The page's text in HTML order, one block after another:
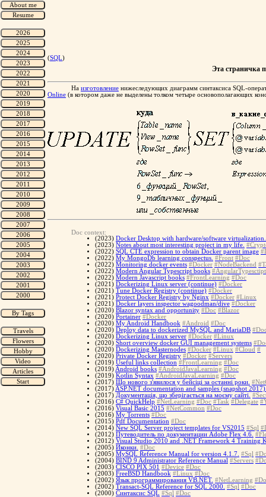
(SQL)
Эта страничка
На изготовление нижеследующих диаграмм синтаксиса SQL-
Online (в котором даже не выделены толком четыре основополагающих
Doc context:
(2023) Docker Desktop with hardware/software virtualization.
(2023) Notes about most interesting project in my life.
(2022) SQL CTE expression to obtain Docker parent image
(2022) My MongoDb learning conspectus. #Front #Doc
(2022) Monitoring docker events #Docker #NodeBackend
(2022) Modern Angular Typescript books
(2022) Modern Javascript books #FrontLearning #Doc
(2021) Dockerizing Linux server (continue) #Docker
(2021) Tune Docker Registry (continue) #Docker
(2021) Protect Docker Registry by Nginx #Docker #Linux
(2021) Docker layers inspector wagoodman/dive #Docker
(2020) Blazor syntax and opportunity #Doc #Blazor
(2020) Portainer #Docker
(2020) My Android Handbook #Android #Doc
(2020) Deploy data to dockerized MySQL and MariaDB
(2020) Dockerizing Linux server #Docker #Linux
(2020) Short overview docker GUI management systems
(2020) Dockerizing Masternodes #Docker #Linux #Cloud #
(2020) Private Docker Registry #Docker #Servers
(2019) Useful links collection #FrontLearning #Doc
(2019) Android books #AndroidJavaLearning #Doc
(2019) Kotlin Syntax #AndroidJavaLearning #Doc
(2017) Що нового з'явилося у бейсіці за останні роки.
(2017) ASP.NET documentation and samples (snapshot
(2017) Документація, що зберігається на моєму сайті.
(2016) C# QuickHelp #NetLearning #Doc #Task #Delegate
(2016) Visual Basic 2015 #NetCommon #Doc
(2016) My Torrents #Doc
(2015) Pdf Documentation #Doc
(2014) New SQL Server project templates for VS2015 #Sql
(2012) Путеводитель по документации Adobe Flex 4.6.
(2012) Visual Studio 2010 and .NET Framework 4 Training
(2005) Иконки. #Doc
(2005) MySQL Reference Manual for version 4.1.7. #Sql
(2004) BIND 9 Administrator Reference Manual #Servers
(2003) CISCO PIX 501 #Device #Doc
(2003) FreeBSD Handbook #Linux #Doc
(2002) Язык программирования VB.NET. #NetLearning
(2002) Transact-SQL Reference for SQL 2000. #Sql #Doc
(2000) Синтаксис SQL #Sql #Doc